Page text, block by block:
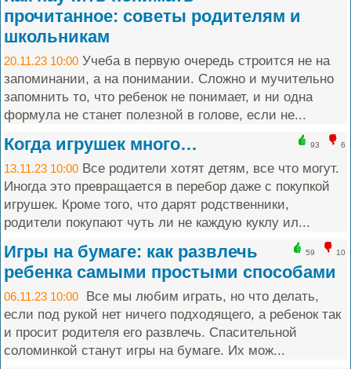
прочитанное: советы родителям и
школьникам
20.11.23 10:00 Учеба в первую очередь строится не на
запоминании, а на понимании. Сложно и мучительно
запомнить то, что ребенок не понимает, и ни одна
формула не станет полезной в голове, если не...
93 6
Когда игрушек много…
13.11.23 10:00 Все родители хотят детям, все что могут.
Иногда это превращается в перебор даже с покупкой
игрушек. Кроме того, что дарят родственники,
родители покупают чуть ли не каждую куклу ил...
59 10
Игры на бумаге: как развлечь
ребенка самыми простыми способами
06.11.23 10:00 Все мы любим играть, но что делать,
если под рукой нет ничего подходящего, а ребенок так
и просит родителя его развлечь. Спасительной
соломинкой станут игры на бумаге. Их мож...